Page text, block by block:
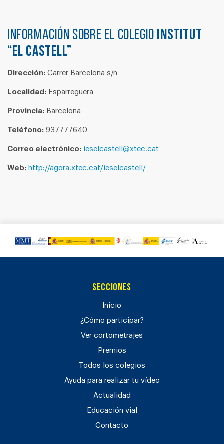
Información sobre el colegio INSTITUT
“EL CASTELL”
Dirección: Carrer Barcelona s/n
Localidad: Esparreguera
Provincia: Barcelona
Teléfono: 937777640
Correo electrónico: ieselcastell@xtec.cat
Web: http://agora.xtec.cat/ieselcastell/
Secciones
Inicio
¿Cómo participar?
Ver cortometrajes
Premios
Todos los colegios
Ayuda para realizar tu vídeo
Actualidad
Educación vial
Contacto